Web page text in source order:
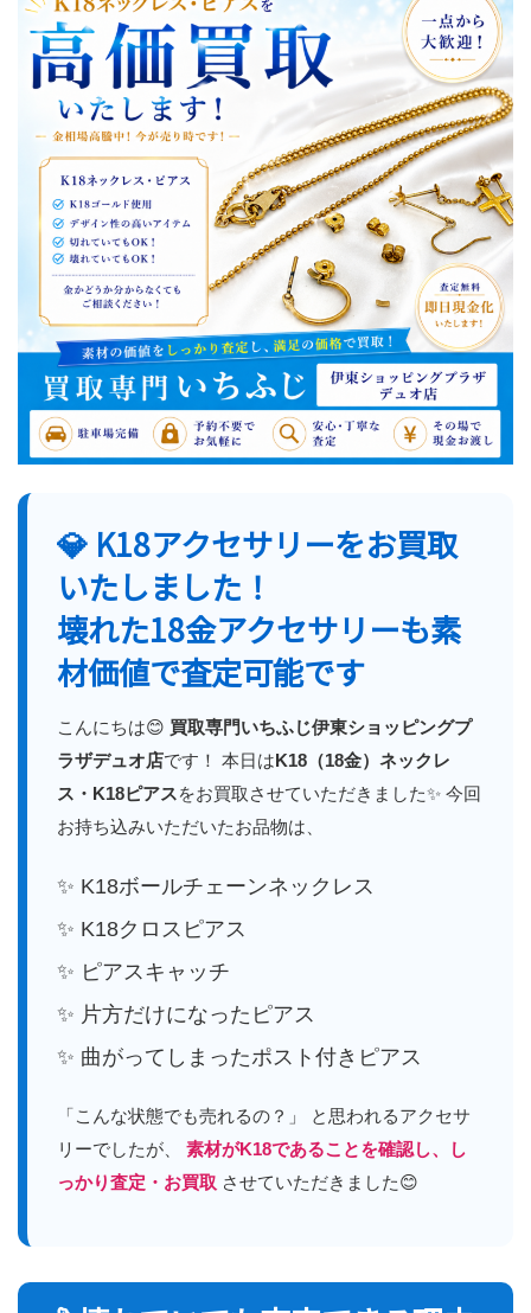
💎 K18アクセサリーをお買取
いたしました！
壊れた18金アクセサリーも素
材価値で査定可能です
こんにちは😊 買取専門いちふじ伊東ショッピングプ
ラザデュオ店です！ 本日はK18（18金）ネックレ
ス・K18ピアスをお買取させていただきました✨ 今回
お持ち込みいただいたお品物は、
✨ K18ボールチェーンネックレス
✨ K18クロスピアス
✨ ピアスキャッチ
✨ 片方だけになったピアス
✨ 曲がってしまったポスト付きピアス
「こんな状態でも売れるの？」 と思われるアクセサ
リーでしたが、 素材がK18であることを確認し、し
っかり査定・お買取 させていただきました😊